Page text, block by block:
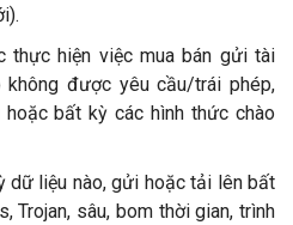
thực hiện việc mua bán gửi tài
không được yêu cầu/trái phép,
bất kỳ các hình thức chào
dữ liệu nào, gửi hoặc tải lên bất
Trojan, sâu, bom thời gian, trình